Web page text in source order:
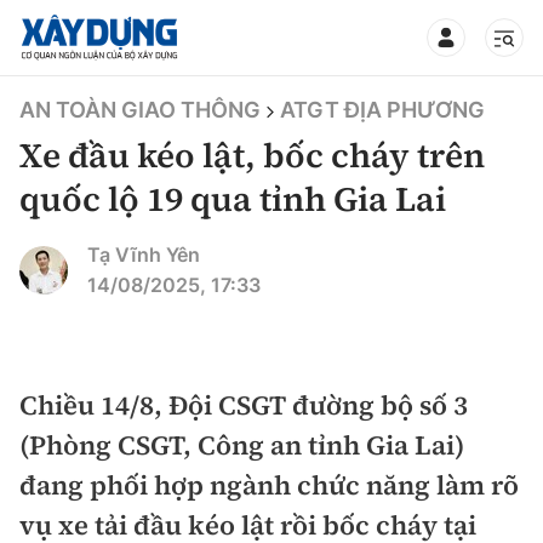
TIN BỘ XÂY DỰNG
CHUYÊN MỤC
Thời sự
Chính trị
Xã hội
Xây dựng
Chỉ đạo điều hành
Giao thông
AN TOÀN GIAO THÔNG ATGT ĐỊA PHƯƠNG
Xe đầu kéo lật, bốc cháy trên
quốc lộ 19 qua tỉnh Gia Lai
Tạ Vĩnh Yên
14/08/2025, 17:33
Chiều 14/8, Đội CSGT đường bộ số 3
(Phòng CSGT, Công an tỉnh Gia Lai)
đang phối hợp ngành chức năng làm rõ
vụ xe tải đầu kéo lật rồi bốc cháy tại